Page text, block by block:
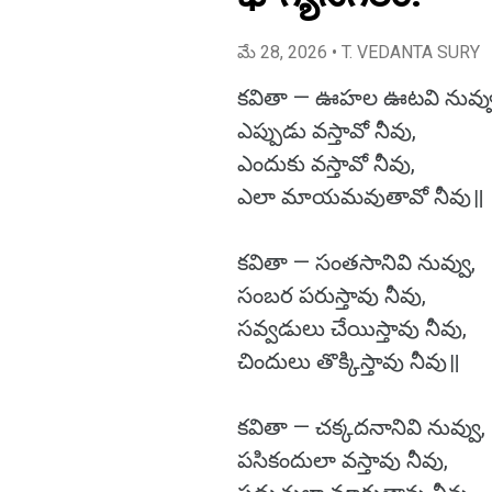
మే 28, 2026 • T. VEDANTA SURY
కవితా — ఊహల ఊటవి
ఎప్పుడు వస్తావో నీవు,
ఎందుకు వస్తావో నీవు,
ఎలా మాయమవుతావో నీవు॥
కవితా — సంతసానివి నువ్వు,
సంబర పరుస్తావు నీవు,
సవ్వడులు చేయిస్తావు నీవు,
చిందులు తొక్కిస్తావు నీవు॥
కవితా — చక్కదనానివి నువ్వు,
పసికందులా వస్తావు నీవు,